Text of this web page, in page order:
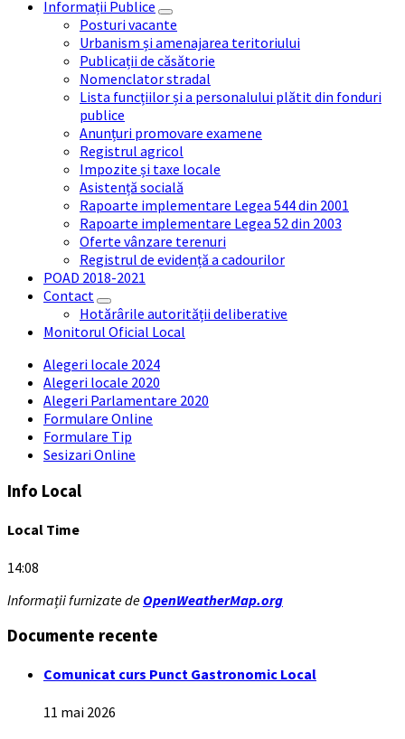
Informații Publice
Posturi vacante
Urbanism și amenajarea teritoriului
Publicații de căsătorie
Nomenclator stradal
Lista funcțiilor și a personalului plătit din fonduri
publice
Anunțuri promovare examene
Registrul agricol
Impozite și taxe locale
Asistență socială
Rapoarte implementare Legea 544 din 2001
Rapoarte implementare Legea 52 din 2003
Oferte vânzare terenuri
Registrul de evidență a cadourilor
POAD 2018-2021
Contact
Hotărârile autorității deliberative
Monitorul Oficial Local
Alegeri locale 2024
Alegeri locale 2020
Alegeri Parlamentare 2020
Formulare Online
Formulare Tip
Sesizari Online
Info Local
Local Time
14:08
Informații furnizate de OpenWeatherMap.org
Documente recente
Comunicat curs Punct Gastronomic Local
11 mai 2026